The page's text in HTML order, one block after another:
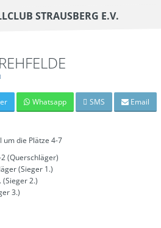
content/themes/siehste/images/
Strausberg e.V.
Whatsapp SMS Email
um die Plätze 4-7
(Querschläger)
(Sieger 1.)
2.)
3.)